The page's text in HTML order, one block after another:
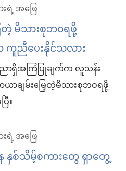
းရဲ့ အဖြေ
တဲ့ မိသားစုဘဝရဖို့
ကူညီပေးနိုင်သလား
ပညာရှိအကြံပြုချက်က လူသန်း
ာယာချမ်းမြေ့တဲ့မိသားစုဘဝရဖို့
။
းရဲ့ အဖြေ
နှစ်သိမ့်စကားတွေ ရှာတွေ့